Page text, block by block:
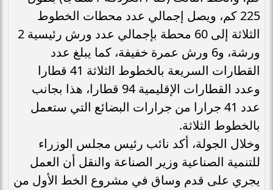
225 كم، ويصل إجمالي عدد محطات الخطوط
الثلاثة إلى 60 محطة بإجمالي عدد ورش رئيسية 2
ورشة، و6 ورش عمرة خفيفة، كما يبلغ عدد
القطارات السريعة بالخطوط الثلاثة 41 قطارا
وعدد القطارات الإقليمية 94 قطارا، هذا بجانب
عدد 41 جرارا من جرارات البضائع التي ستعمل
بالخطوط الثلاثة.
وخلال الجولة، أكد نائب رئيس مجلس الوزراء
للتنمية الصناعية وزير الصناعة والنقل أن العمل
يجري على قدم وساق في مشروع الخط الأول من